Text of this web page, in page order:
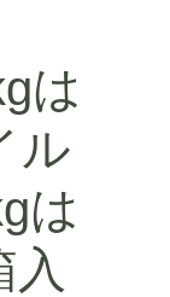
は
ル
は
入